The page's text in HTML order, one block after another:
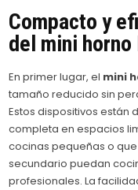
Compacto y
del mini
En primer lugar, el mini
tamaño reducido sin
Estos dispositivos están
completa en espacios
cocinas pequeñas o
secundario puedan
profesionales. La